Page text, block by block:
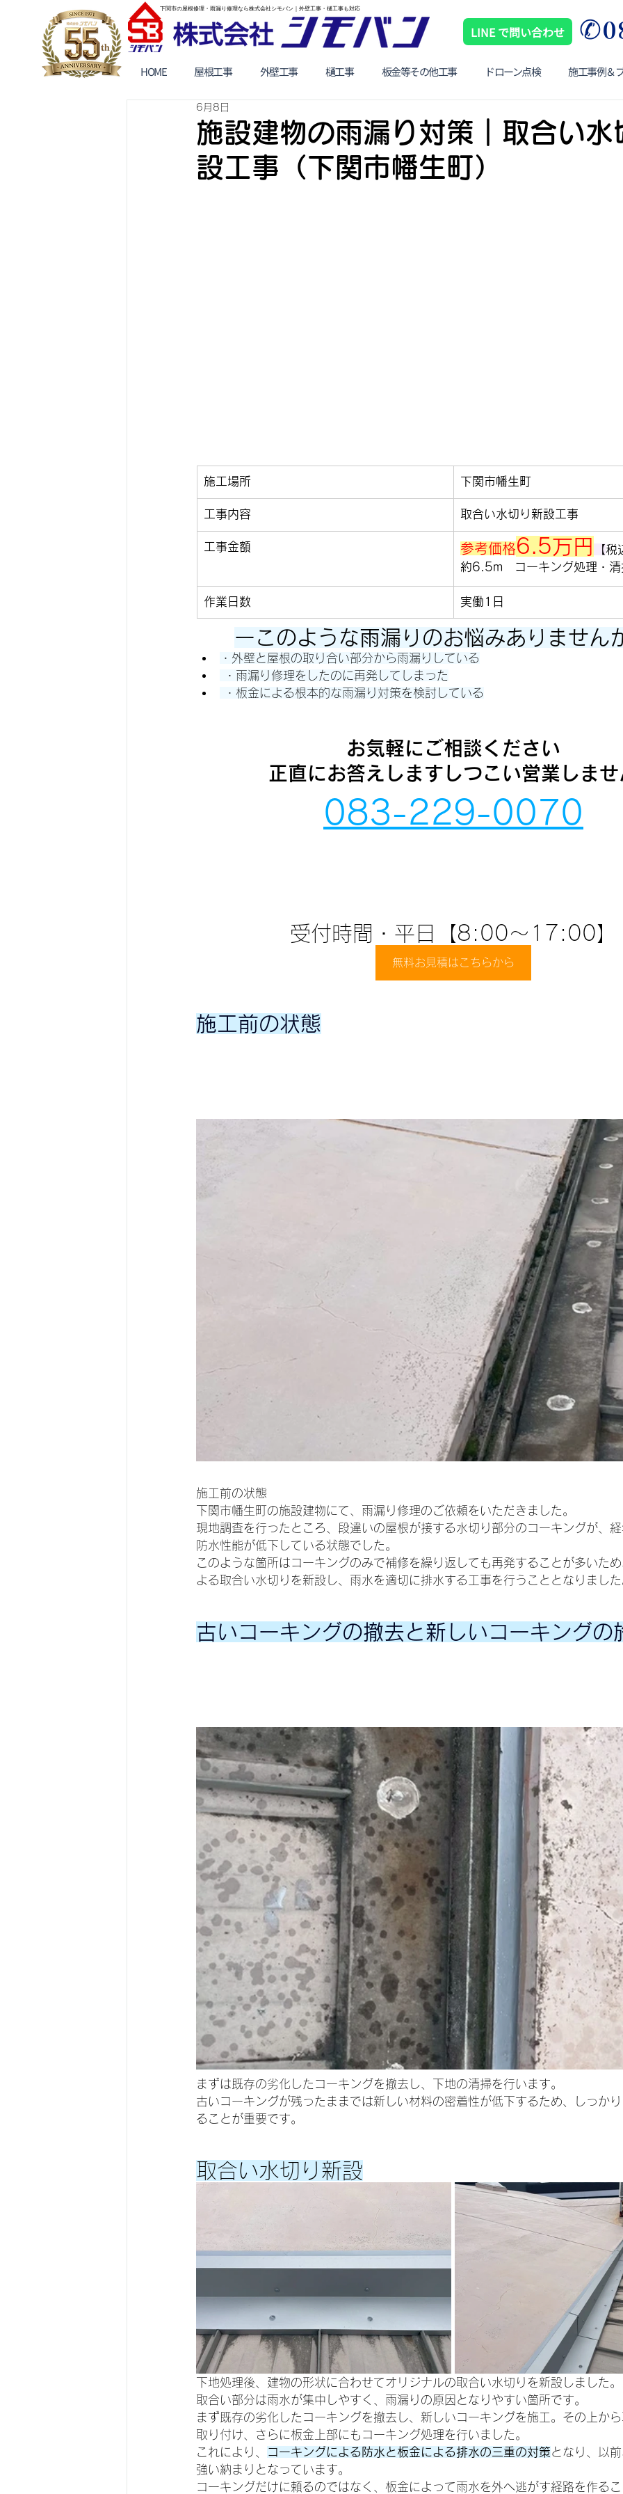
下関市の屋根修理・雨漏り修理なら株式会社シモバン｜外壁工事・樋工事も対応
LINE で問い合わせ
HOME 屋根工事 外壁工事 樋工事 板金等その他工事 ドローン点検 施工事例＆
施設建物の雨漏り対策｜取合い水
設工事（下関市幡生町）
6月8日
施工場所 下関市幡生町
工事内容 取合い水切り新設工事
工事金額 参考価格6.5万円 【税
約6.5m　コーキング処理・清
作業日数 実働1日
ーこのような雨漏りのお悩みありません
・外壁と屋根の取り合い部分から雨漏りしている
・雨漏り修理をしたのに再発してしまった
・板金による根本的な雨漏り対策を検討している
お気軽にご相談ください
正直にお答えしますしつこい営業しませ
083-229-0070
受付時間・平日【8:00～17:00】
無料お見積はこちらから
施工前の状態
施工前の状態
下関市幡生町の施設建物にて、雨漏り修理のご依頼をいただきました。
現地調査を行ったところ、段違いの屋根が接する水切り部分のコーキングが、
防水性能が低下している状態でした。
このような箇所はコーキングのみで補修を繰り返しても再発することが多いた
よる取合い水切りを新設し、雨水を適切に排水する工事を行うこととなりました
古いコーキングの撤去と新しいコーキングの
まずは既存の劣化したコーキングを撤去し、下地の清掃を行います。
古いコーキングが残ったままでは新しい材料の密着性が低下するため、しっか
ることが重要です。
取合い水切り新設
下地処理後、建物の形状に合わせてオリジナルの取合い水切りを新設しました。
取合い部分は雨水が集中しやすく、雨漏りの原因となりやすい箇所です。
まず既存の劣化したコーキングを撤去し、新しいコーキングを施工。その上か
取り付け、さらに板金上部にもコーキング処理を行いました。
これにより、
コーキングによる防水と板金による排水の三重の対策となり、以
強い納まりとなっています。
コーキングだけに頼るのではなく、板金によって雨水を外へ逃がす経路を作る